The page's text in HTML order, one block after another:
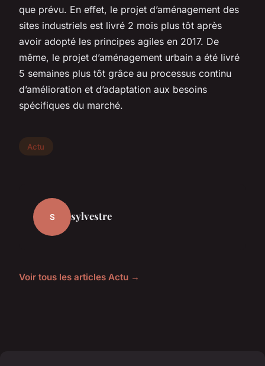
que prévu. En effet, le projet d’aménagement des
sites industriels est livré 2 mois plus tôt après
avoir adopté les principes agiles en 2017. De
même, le projet d’aménagement urbain a été livré
5 semaines plus tôt grâce au processus continu
d’amélioration et d’adaptation aux besoins
spécifiques du marché.
Actu
S sylvestre
Voir tous les articles Actu →